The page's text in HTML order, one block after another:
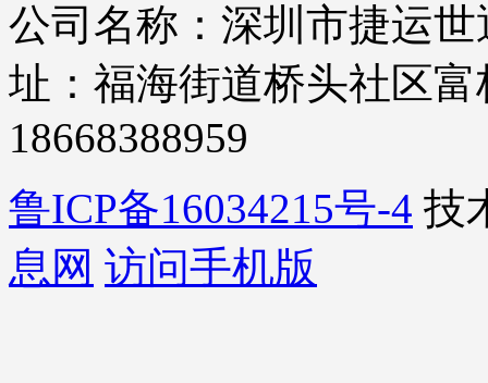
公司名称：深圳市捷运
址：福海街道桥头社区
18668388959
鲁ICP备16034215号-4 技
息网 访问手机版